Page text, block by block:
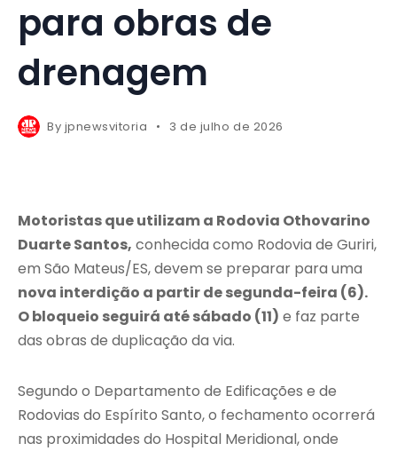
para obras de
drenagem
By jpnewsvitoria 3 de julho de 2026
Motoristas que utilizam a Rodovia Othovarino
Duarte Santos, conhecida como Rodovia de Guriri,
em São Mateus/ES, devem se preparar para uma
nova interdição a partir de segunda-feira (6).
O bloqueio seguirá até sábado (11) e faz parte
das obras de duplicação da via.
Segundo o Departamento de Edificações e de
Rodovias do Espírito Santo, o fechamento ocorrerá
nas proximidades do Hospital Meridional, onde